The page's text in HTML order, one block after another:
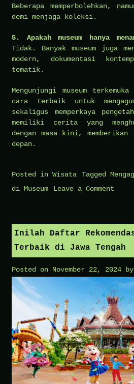
Beberapa memperbolehkan,
demi menjaga koleksi.
5. Apakah museum hanya
Tidak. Banyak museum juga
modern, dokumentasi
tematik.
Mengunjungi museum
cara terbaik untuk
sekaligus memperkaya
memiliki cerita yang
dengan masa kini,
depan.
Posted in Wisata Tagged
di Museum
Leave a Comment
di
Inilah Daftar
Terbaik di Jawa Tengah
Posted on November 22, 2024 by